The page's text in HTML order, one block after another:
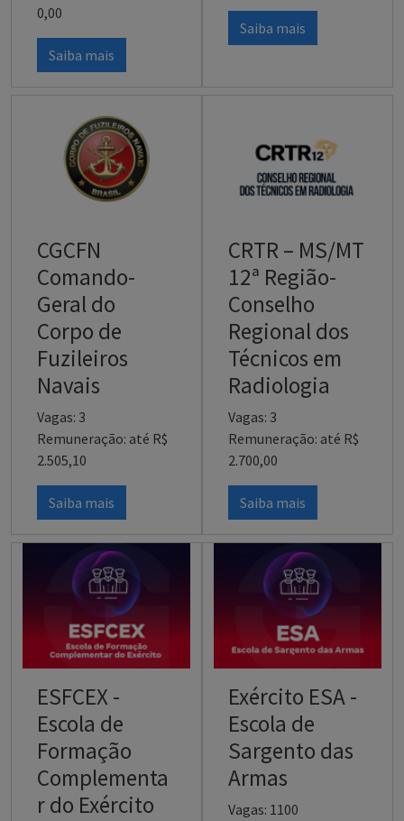
0,00
Saiba mais
Saiba mais
CGCFN
Comando-
Geral do
Corpo de
Fuzileiros
Navais
Vagas: 3
Remuneração: até R$
2.505,10
Saiba mais
CRTR – MS/MT
12ª Região-
Conselho
Regional dos
Técnicos em
Radiologia
Vagas: 3
Remuneração: até R$
2.700,00
Saiba mais
ESFCEX -
Escola de
Formação
Complementa
r do Exército
Exército ESA -
Escola de
Sargento das
Armas
Vagas: 1100